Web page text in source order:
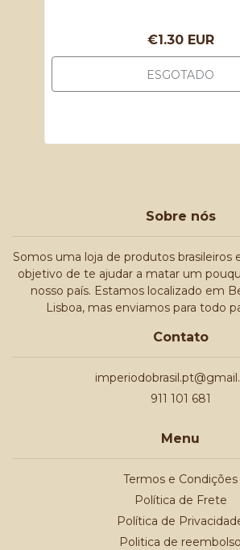
€1.30 EUR
ESGOTADO
Sobre nós
Somos uma loja de produtos brasileiros
objetivo de te ajudar a matar um
nosso país. Estamos localizado em
Lisboa, mas enviamos para todo
Contato
911 101 681
Menu
Termos e Condições
Política de Frete
Política de
Politica de reembolso